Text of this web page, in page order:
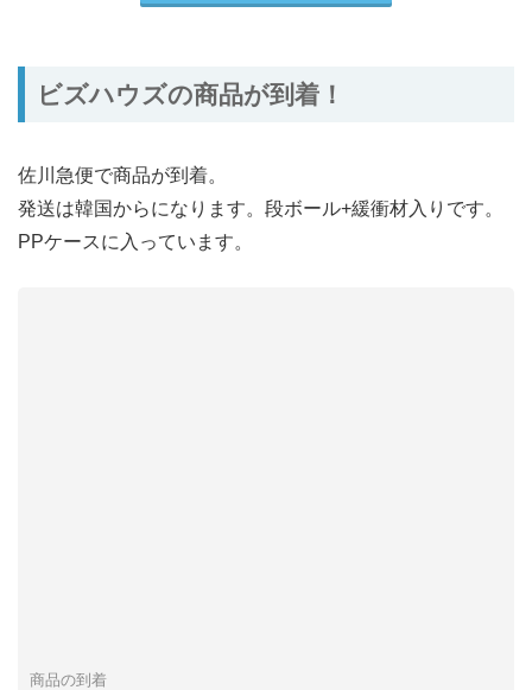
ビズハウズの商品が到着！
佐川急便で商品が到着。
発送は韓国からになります。段ボール+緩衝材入りです。
PPケースに入っています。
商品の到着